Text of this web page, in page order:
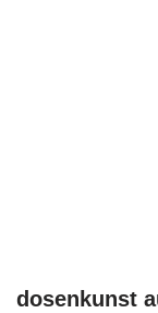
dosenkunst